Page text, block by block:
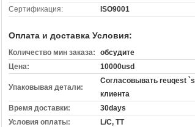
Сертификация: ISO9001
Оплата и доставка Условия:
Количество мин заказа:
обсудите
Цена:
10000usd
Упаковывая детали:
Согласовывать reuqest `s
клиента
Время доставки:
30days
Условия оплаты:
L/C, TT